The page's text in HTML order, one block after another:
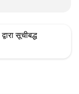
द्वारा सूचीबद्ध